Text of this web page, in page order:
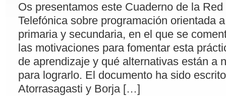
Os presentamos este Cuaderno de la
Telefónica sobre programación orientada
primaria y secundaria, en el que se
las motivaciones para fomentar esta
de aprendizaje y qué alternativas están a
para lograrlo. El documento ha sido
Atorrasagasti y Borja […]